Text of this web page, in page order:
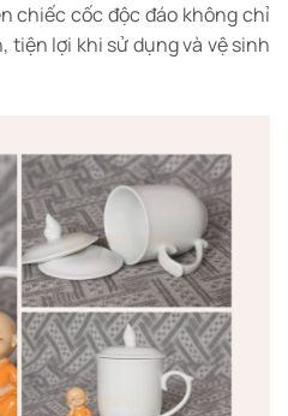
chiếc cốc độc đáo không chỉ
tiện lợi khi sử dụng và vệ sinh